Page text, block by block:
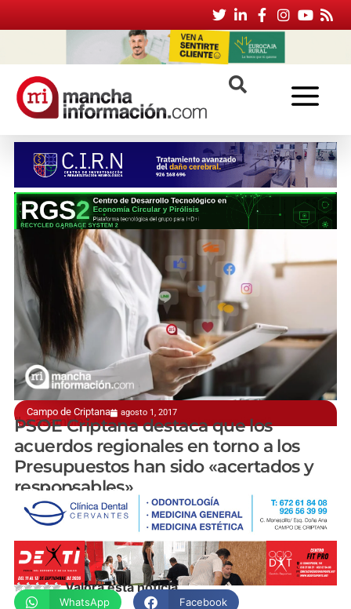
Campo de Criptana agosto 1, 2017
"La asamblea transcurre con total normalidad"
PSOE Criptana destaca que los
acuerdos regionales en torno a los
Presupuestos han sido «acertados y
responsables»
manchainformacion.com
Valora esta noticia
WhatsApp Facebook